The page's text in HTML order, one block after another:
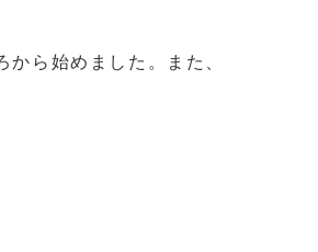
ら始めました。また、